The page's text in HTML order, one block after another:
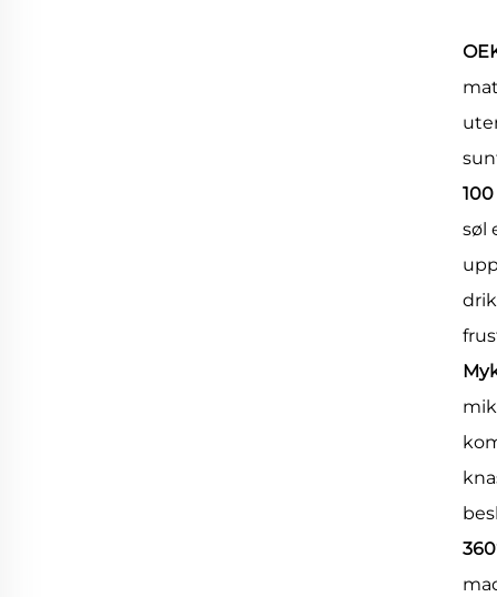
søl